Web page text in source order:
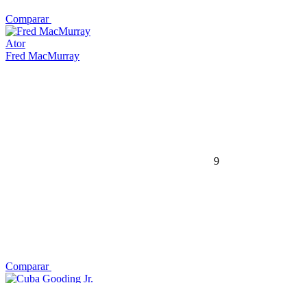
Comparar
Ator
Fred MacMurray
9
Comparar